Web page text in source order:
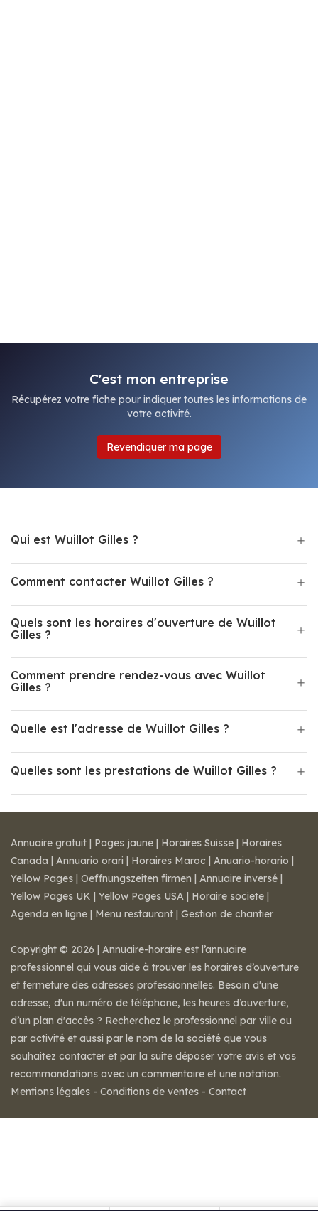
C'est mon entreprise
Récupérez votre fiche pour indiquer toutes les informations de
votre activité.
Revendiquer ma page
Qui est Wuillot Gilles ?
Comment contacter Wuillot Gilles ?
Quels sont les horaires d'ouverture de Wuillot
Gilles ?
Comment prendre rendez-vous avec Wuillot
Gilles ?
Quelle est l'adresse de Wuillot Gilles ?
Quelles sont les prestations de Wuillot Gilles ?
Annuaire gratuit | Pages jaune | Horaires Suisse | Horaires
Canada | Annuario orari | Horaires Maroc | Anuario-horario |
Yellow Pages | Oeffnungszeiten firmen | Annuaire inversé |
Yellow Pages UK | Yellow Pages USA | Horaire societe |
Agenda en ligne | Menu restaurant | Gestion de chantier
Copyright © 2026 | Annuaire-horaire est l’annuaire
professionnel qui vous aide à trouver les horaires d’ouverture
et fermeture des adresses professionnelles. Besoin d'une
adresse, d'un numéro de téléphone, les heures d’ouverture,
d’un plan d'accès ? Recherchez le professionnel par ville ou
par activité et aussi par le nom de la société que vous
souhaitez contacter et par la suite déposer votre avis et vos
recommandations avec un commentaire et une notation.
Mentions légales - Conditions de ventes - Contact